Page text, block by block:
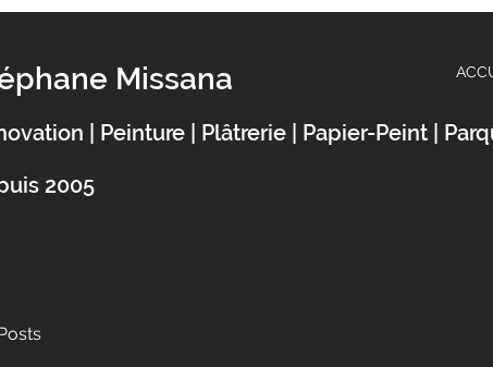
hane Missana
| Peinture | Plâtrerie | Papier-Peint |
2005